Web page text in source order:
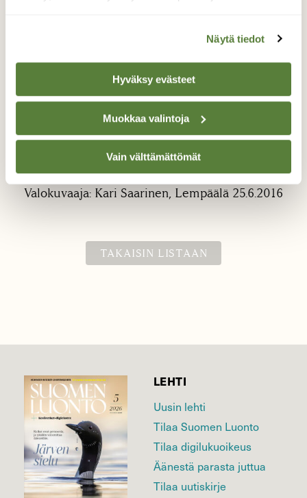
Näytä tiedot
Hyväksy evästeet
Muokkaa valintoja
Vain välttämättömät
"Punaniska"
Kaikenlaisia pikku kulkijoita voi löytää
ruohikon keskeltä. Kuvattu 25.6.2016.
Valokuvaaja: Kari Saarinen, Lempäälä 25.6.2016
TAKAISIN LISTAAN
LEHTI
Uusin lehti
Tilaa Suomen Luonto
Tilaa digilukuoikeus
Äänestä parasta juttua
Tilaa uutiskirje